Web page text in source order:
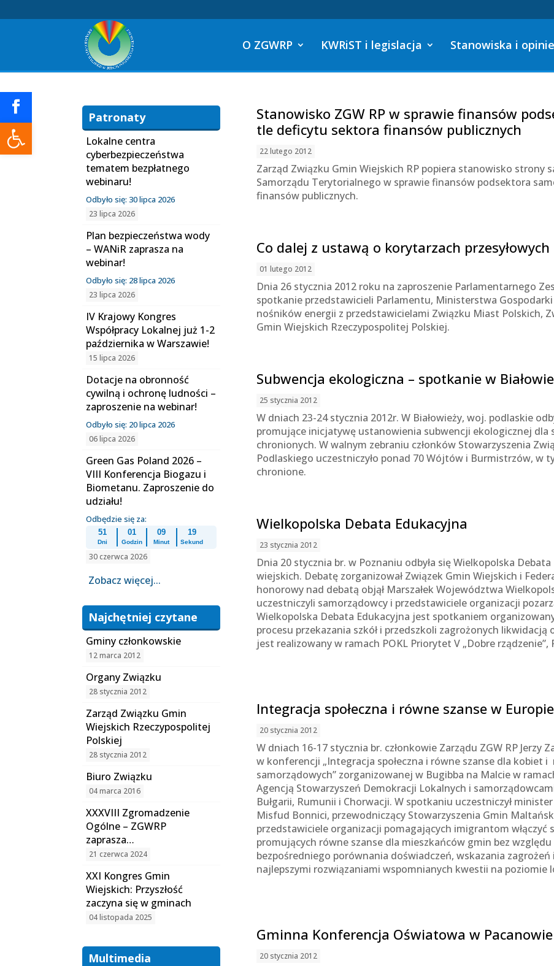
Otwórz pasek narzędzi
O ZGWRP KWRiST i legislacja Stanowiska i opinie
Stanowisko ZGW RP w sprawie finansów
tle deficytu sektora finansów publicznych
22 lutego 2012
Zarząd Związku Gmin Wiejskich RP popiera stanowisko strony
Samorządu Terytorialnego w sprawie finansów podsektora
finansów publicznych.
Co dalej z ustawą o korytarzach przesyłowych
01 lutego 2012
Dnia 26 stycznia 2012 roku na zaproszenie Parlamentarnego
spotkanie przedstawicieli Parlamentu, Ministerstwa
nośników energii z przedstawicielami Związku Miast Polskich,
Gmin Wiejskich Rzeczypospolitej Polskiej.
Subwencja ekologiczna – spotkanie w
25 stycznia 2012
W dniach 23-24 stycznia 2012r. W Białowieży, woj. podlaskie
promujące inicjatywę ustanowienia subwencji ekologicznej dla
chronionych. W walnym zebraniu członków Stowarzyszenia
Podlaskiego uczestniczyło ponad 70 Wójtów i Burmistrzów, w
chronione.
Wielkopolska Debata Edukacyjna
23 stycznia 2012
Dnia 20 stycznia br. w Poznaniu odbyła się Wielkopolska
wiejskich. Debatę zorganizował Związek Gmin Wiejskich i
honorowy nad debatą objął Marszałek Województwa
uczestniczyli samorządowcy i przedstawiciele organizacji
Wielkopolska Debata Edukacyjna jest spotkaniem
procesu przekazania szkół i przedszkoli zagrożonych
jest realizowany w ramach POKL Priorytet V „Dobre rządzenie”,
Integracja społeczna i równe szanse w Europie
20 stycznia 2012
W dniach 16-17 stycznia br. członkowie Zarządu ZGW RP Jerzy
w konferencji „Integracja społeczna i równe szanse dla kobiet i
samorządowych” zorganizowanej w Bugibba na Malcie w
Agencją Stowarzyszeń Demokracji Lokalnych i
Bułgarii, Rumunii i Chorwacji. W spotkaniu uczestniczył
Misfud Bonnici, przewodniczący Stowarzyszenia Gmin
przedstawiciele organizacji pomagających imigrantom włączyć
promujących równe szanse dla mieszkańców gmin bez względu
bezpośredniego porównania doświadczeń, wskazania
najlepszymi rozwiązaniami wspomnianych kwestii na poziomie
Gminna Konferencja Oświatowa w Pacanowie
20 stycznia 2012
Patronaty
Lokalne centra
cyberbezpieczeństwa
tematem bezpłatnego
webinaru!
Odbyło się: 30 lipca 2026
23 lipca 2026
Plan bezpieczeństwa wody
– WANiR zaprasza na
webinar!
Odbyło się: 28 lipca 2026
23 lipca 2026
IV Krajowy Kongres
Współpracy Lokalnej już 1-2
października w Warszawie!
15 lipca 2026
Dotacje na obronność
cywilną i ochronę ludności –
zaproszenie na webinar!
Odbyło się: 20 lipca 2026
06 lipca 2026
Green Gas Poland 2026 –
VIII Konferencja Biogazu i
Biometanu. Zaproszenie do
udziału!
Odbędzie się za:
51
Dni
01
Godzin
09
Minut
18
Sekund
30 czerwca 2026
Zobacz więcej...
Najchętniej czytane
Gminy członkowskie
12 marca 2012
Organy Związku
28 stycznia 2012
Zarząd Związku Gmin
Wiejskich Rzeczypospolitej
Polskiej
28 stycznia 2012
Biuro Związku
04 marca 2016
XXXVIII Zgromadzenie
Ogólne – ZGWRP
zaprasza…
21 czerwca 2024
XXI Kongres Gmin
Wiejskich: Przyszłość
zaczyna się w gminach
04 listopada 2025
Multimedia